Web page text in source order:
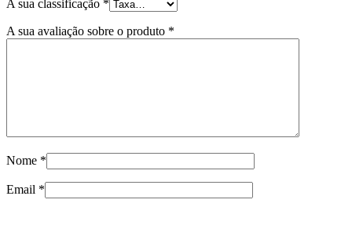
A sua classificação *
A sua avaliação sobre o produto *
Nome *
Email *